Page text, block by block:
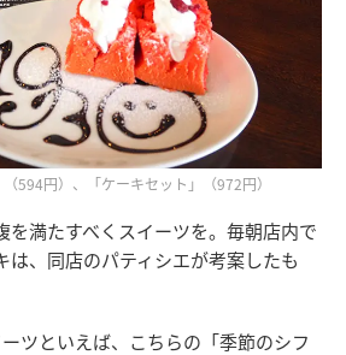
594円）、「ケーキセット」（972円）
を満たすべくスイーツを。毎朝店内で
は、同店のパティシエが考案したも
ツといえば、こちらの「季節のシフ